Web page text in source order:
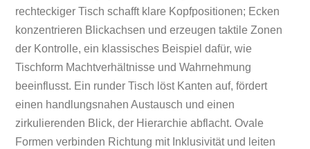
rechteckiger Tisch schafft klare Kopfpositionen; Ecken
konzentrieren Blickachsen und erzeugen taktile Zonen
der Kontrolle, ein klassisches Beispiel dafür, wie
Tischform Machtverhältnisse und Wahrnehmung
beeinflusst. Ein runder Tisch löst Kanten auf, fördert
einen handlungsnahen Austausch und einen
zirkulierenden Blick, der Hierarchie abflacht. Ovale
Formen verbinden Richtung mit Inklusivität und leiten